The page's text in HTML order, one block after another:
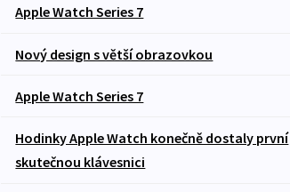
Apple Watch Series 7
Nový design s větší obrazovkou
Apple Watch Series 7
Hodinky Apple Watch konečně dostaly první
skutečnou klávesnici